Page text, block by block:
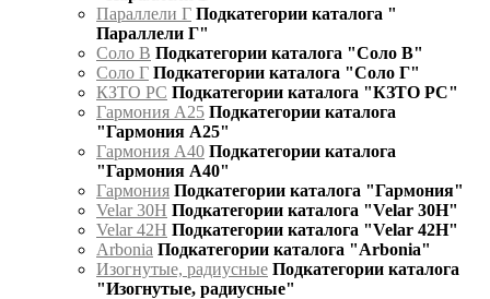
Параллели Г Подкатегории каталога "
Параллели Г"
Соло В Подкатегории каталога "Соло В"
Соло Г Подкатегории каталога "Соло Г"
КЗТО РС Подкатегории каталога "КЗТО РС"
Гармония А25 Подкатегории каталога
"Гармония А25"
Гармония А40 Подкатегории каталога
"Гармония А40"
Гармония Подкатегории каталога "Гармония"
Velar 30H Подкатегории каталога "Velar 30H"
Velar 42H Подкатегории каталога "Velar 42H"
Arbonia Подкатегории каталога "Arbonia"
Изогнутые, радиусные Подкатегории каталога
"Изогнутые, радиусные"